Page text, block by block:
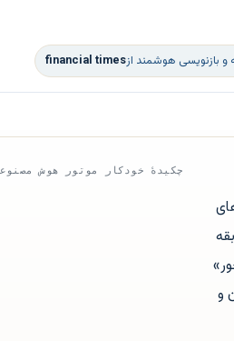
و بازنویسی هوشمند ازfinancial times
چکیدهٔ خودکار موتور هوش
و